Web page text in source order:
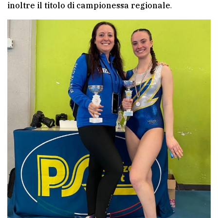
inoltre il titolo di campionessa regionale.